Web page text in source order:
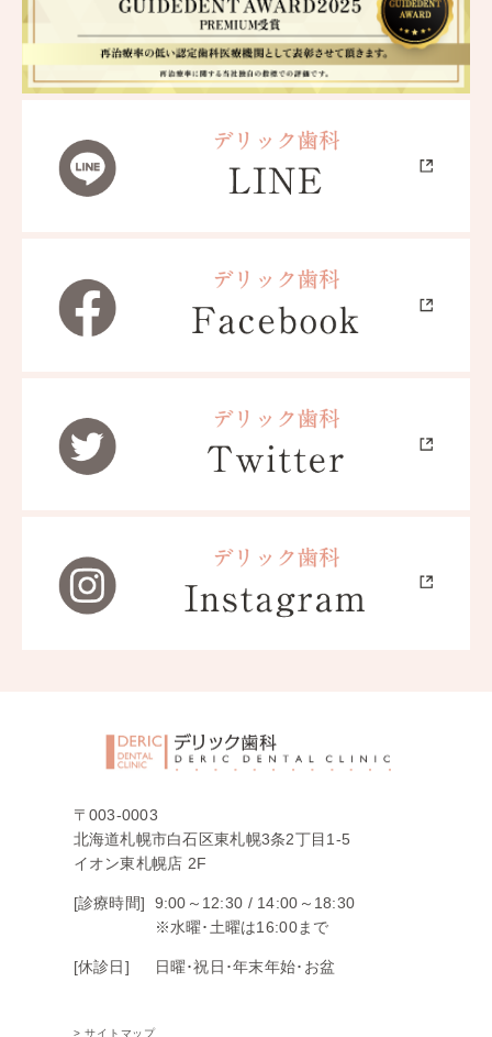
〒003-0003
北海道札幌市白石区東札幌3条2丁目1-5
イオン東札幌店 2F
[診療時間] 9:00～12:30 / 14:00～18:30
※水曜･土曜は16:00まで
[休診日] 日曜･祝日･年末年始･お盆
> サイトマップ